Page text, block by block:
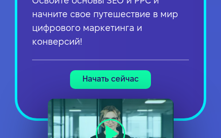
начните свое путешествие в мир
цифрового маркетинга и
конверсий!
Начать сейчас